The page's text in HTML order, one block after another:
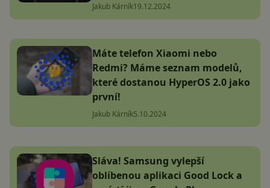
Jakub Kárník19.12.2024
Máte telefon Xiaomi nebo
Redmi? Máme seznam modelů,
které dostanou HyperOS 2.0 jako
první!
Jakub Kárník5.10.2024
Sláva! Samsung vylepší
oblíbenou aplikaci Good Lock a